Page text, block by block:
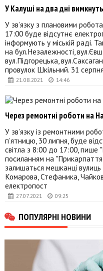
21.08.2021 14:46
У Калуші на два дні
У зв’язку з плановими
17:00 буде відсутнє
інформують у міській раді.
на бул.Незалежності,
вул.Підгорецька,
провулок Шкільний. 31
27.07.2021 09:25
Через ремонтні роботи на
У зв’язку із ремонтними
п’ятницю, 30 липня, буде
світла з 8:00 до 17:00, пише
посиланням на
залишаться мешканці
Комарова, Стефаника,
електропост
ПОПУЛЯРНІ НОВИНИ